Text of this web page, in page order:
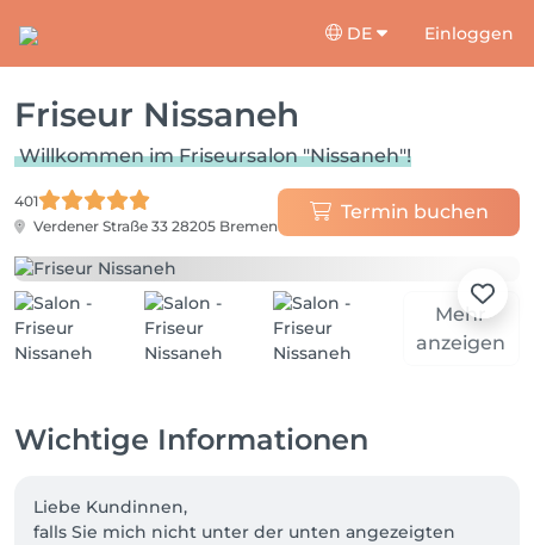
DE Einloggen
Friseur Nissaneh
Willkommen im Friseursalon "Nissaneh"!
401
Verdener Straße 33 28205 Bremen
Termin buchen
Mehr
anzeigen
Wichtige Informationen
Liebe Kundinnen,
falls Sie mich nicht unter der unten angezeigten